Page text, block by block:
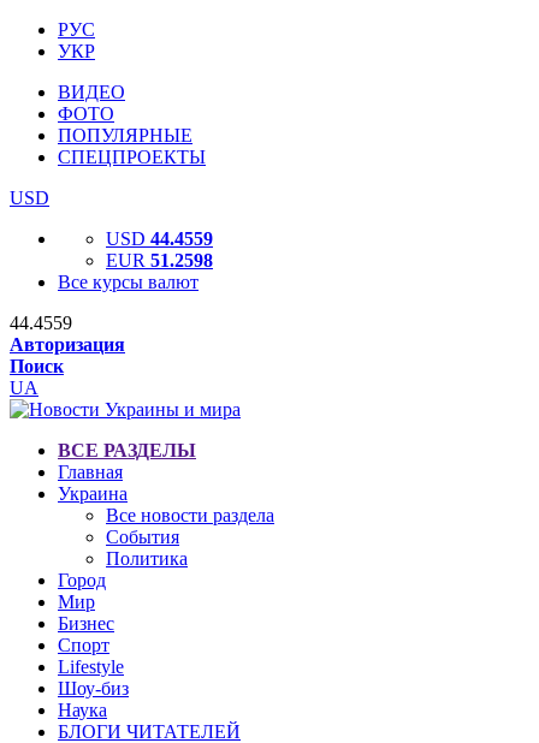
РУС
УКР
ВИДЕО
ФОТО
ПОПУЛЯРНЫЕ
СПЕЦПРОЕКТЫ
USD
USD 44.4559
EUR 51.2598
Все курсы валют
44.4559
Авторизация
Поиск
UA
ВСЕ РАЗДЕЛЫ
Главная
Украина
Все новости раздела
События
Политика
Город
Мир
Бизнес
Спорт
Lifestyle
Шоу-биз
Наука
БЛОГИ ЧИТАТЕЛЕЙ